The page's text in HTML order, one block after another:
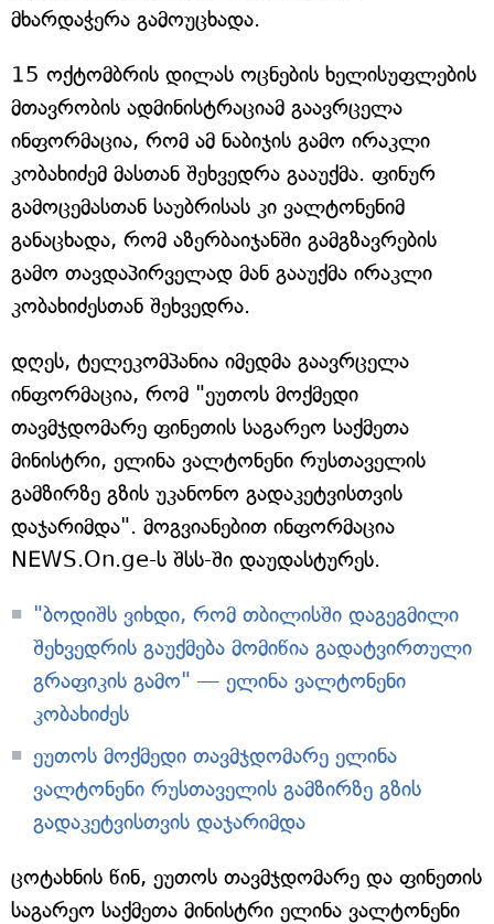
მხარდაჭერა გამოუცხადა.
15 ოქტომბრის დილას ოცნების ხელისუფლების
მთავრობის ადმინისტრაციამ გაავრცელა
ინფორმაცია, რომ ამ ნაბიჯის გამო ირაკლი
კობახიძემ მასთან შეხვედრა გააუქმა. ფინურ
გამოცემასთან საუბრისას კი ვალტონენიმ
განაცხადა, რომ აზერბაიჯანში გამგზავრების
გამო თავდაპირველად მან გააუქმა ირაკლი
კობახიძესთან შეხვედრა.
დღეს, ტელეკომპანია იმედმა გაავრცელა
ინფორმაცია, რომ "ეუთოს მოქმედი
თავმჯდომარე ფინეთის საგარეო საქმეთა
მინისტრი, ელინა ვალტონენი რუსთაველის
გამზირზე გზის უკანონო გადაკეტვისთვის
დაჯარიმდა". მოგვიანებით ინფორმაცია
NEWS.On.ge-ს შსს-ში დაუდასტურეს.
"ბოდიშს ვიხდი, რომ თბილისში დაგეგმილი
შეხვედრის გაუქმება მომიწია გადატვირთული
გრაფიკის გამო" — ელინა ვალტონენი
კობახიძეს
ეუთოს მოქმედი თავმჯდომარე ელინა
ვალტონენი რუსთაველის გამზირზე გზის
გადაკეტვისთვის დაჯარიმდა
ცოტახნის წინ, ეუთოს თავმჯდომარე და ფინეთის
საგარეო საქმეთა მინისტრი ელინა ვალტონენი